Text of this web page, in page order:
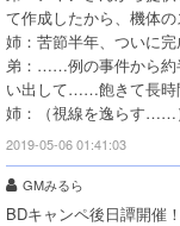
て作成したから、機体の
姉：苦節半年、ついに
弟：……例の事件から約
い出して……飽きて長時
姉：（視線を逸らす……
2019-05-06 01:41:03
GMみるら
BDキャンペ後日譚開催